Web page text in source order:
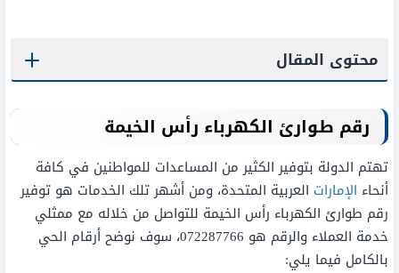
محتوى المقال
رقم طوارئ الكهرباء رأس الخيمة
تهتم الدولة بتوفير الكثير من المساعدات للمواطنين في كافة
أنحاء الإمارات العربية المتحدة، ومن أشهر تلك الخدمات هو توفير
رقم طوارئ الكهرباء رأس الخيمة للتواصل من خلاله مع ممثلي
خدمة العملاء والرقم هو 072287766، سوف نوضح أرقام الحي
بالكامل فيما يلي: